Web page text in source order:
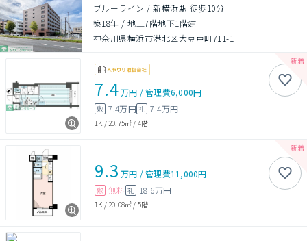
ブルーライン / 新横浜駅 徒歩10分
築18年 /地上7階地下1階建
神奈川県横浜市港北区大豆戸町711-1
7.4万円 /管理費6,000円
敷 7.4万円礼 7.4万円
1K /20.75㎡ / 4階
9.3 万円 /管理費11,000円
敷 無料 礼 18.6万円
1K / 20.08㎡ / 5階